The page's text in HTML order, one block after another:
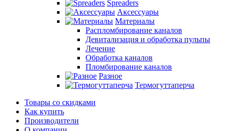
Spreaders
Аксессуары
Материалы
Распломбирование каналов
Девитализация и обработка пульпы
Лечение
Обработка каналов
Пломбирование каналов
Разное
Термогуттаперча
Товары со скидками
Как купить
Производители